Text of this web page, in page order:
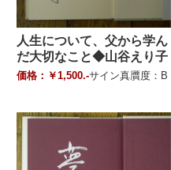
人生について、父から学ん
だ大切なこと◆山谷えり子
価格：￥1,500.-サイン真贋度：B